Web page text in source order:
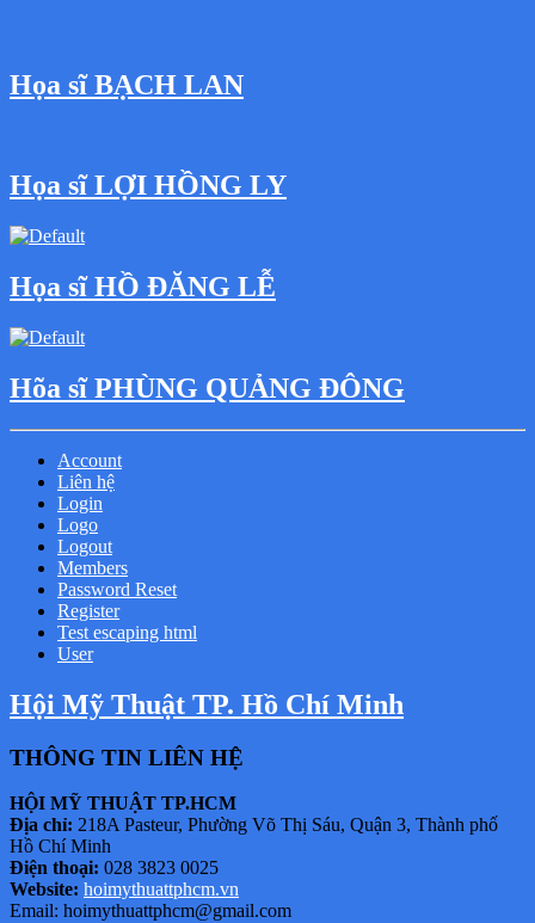
Họa sĩ BẠCH LAN
Họa sĩ LỢI HỒNG LY
Họa sĩ HỒ ĐĂNG LỄ
Hõa sĩ PHÙNG QUẢNG ĐÔNG
Account
Liên hệ
Login
Logo
Logout
Members
Password Reset
Register
Test escaping html
User
Hội Mỹ Thuật TP. Hồ Chí Minh
THÔNG TIN LIÊN HỆ
HỘI MỸ THUẬT TP.HCM
Địa chỉ: 218A Pasteur, Phường Võ Thị Sáu, Quận 3, Thành phố
Hồ Chí Minh
Điện thoại: 028 3823 0025
Website: hoimythuattphcm.vn
Email: hoimythuattphcm@gmail.com